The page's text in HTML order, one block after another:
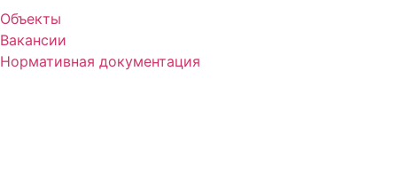
Объекты
Вакансии
Нормативная документация